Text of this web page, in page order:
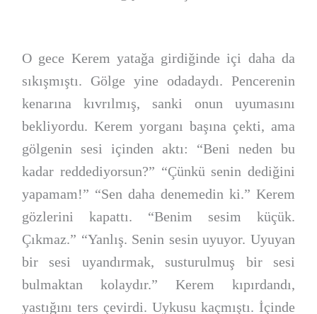
O gece Kerem yatağa girdiğinde içi daha da
sıkışmıştı. Gölge yine odadaydı. Pencerenin
kenarına kıvrılmış, sanki onun uyumasını
bekliyordu. Kerem yorganı başına çekti, ama
gölgenin sesi içinden aktı: “Beni neden bu
kadar reddediyorsun?” “Çünkü senin dediğini
yapamam!” “Sen daha denemedin ki.” Kerem
gözlerini kapattı. “Benim sesim küçük.
Çıkmaz.” “Yanlış. Senin sesin uyuyor. Uyuyan
bir sesi uyandırmak, susturulmuş bir sesi
bulmaktan kolaydır.” Kerem kıpırdandı,
yastığını ters çevirdi. Uykusu kaçmıştı. İçinde